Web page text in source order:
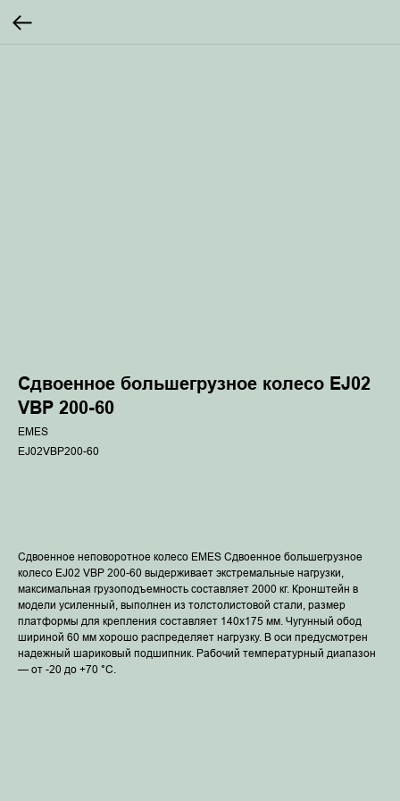
Сдвоенное большегрузное колесо EJ02
VBP 200-60
EMES
EJ02VBP200-60
Сдвоенное неповоротное колесо EMES Сдвоенное большегрузное
колесо EJ02 VBP 200-60 выдерживает экстремальные нагрузки,
максимальная грузоподъемность составляет 2000 кг. Кронштейн в
модели усиленный, выполнен из толстолистовой стали, размер
платформы для крепления составляет 140x175 мм. Чугунный обод
шириной 60 мм хорошо распределяет нагрузку. В оси предусмотрен
надежный шариковый подшипник. Рабочий температурный диапазон
— от -20 до +70 °С.